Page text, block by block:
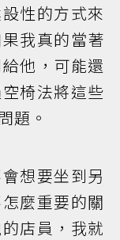
性的方式來
我真的當著
他，可能還
椅法將這些
題。
想要坐到另
麼重要的關
店員，我就